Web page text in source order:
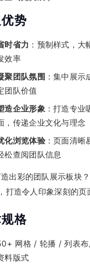
势
时省力 ：预制样式，大
效率
聚团队氛围 ：集中展
团队价值
造企业形象：打造专业
，传递企业文化与理念
化浏览体验：页面清晰
松查阅团队信息
出彩的团队展示板块
打造令人印象深刻的页
格
网格 / 轮播 / 列表布
料版式